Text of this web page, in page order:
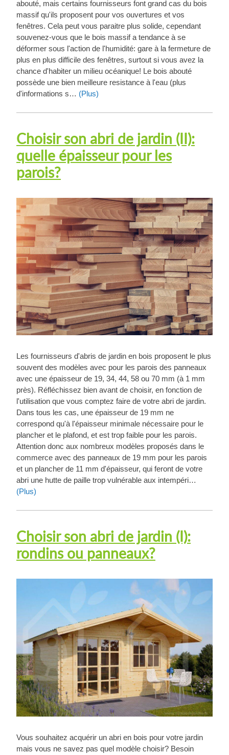
abouté, mais certains fournisseurs font grand cas du bois
massif qu'ils proposent pour vos ouvertures et vos
fenêtres. Cela peut vous paraitre plus solide, cependant
souvenez-vous que le bois massif a tendance à se
déformer sous l'action de l'humidité: gare à la fermeture de
plus en plus difficile des fenêtres, surtout si vous avez la
chance d'habiter un milieu océanique! Le bois abouté
possède une bien meilleure resistance à l'eau (plus
d'informations s… (Plus)
Choisir son abri de jardin (II):
quelle épaisseur pour les
parois?
Les fournisseurs d'abris de jardin en bois proposent le plus
souvent des modèles avec pour les parois des panneaux
avec une épaisseur de 19, 34, 44, 58 ou 70 mm (à 1 mm
près). Réfléchissez bien avant de choisir, en fonction de
l'utilisation que vous comptez faire de votre abri de jardin.
Dans tous les cas, une épaisseur de 19 mm ne
correspond qu'à l'épaisseur minimale nécessaire pour le
plancher et le plafond, et est trop faible pour les parois.
Attention donc aux nombreux modèles proposés dans le
commerce avec des panneaux de 19 mm pour les parois
et un plancher de 11 mm d'épaisseur, qui feront de votre
abri une hutte de paille trop vulnérable aux intempéri…
(Plus)
Choisir son abri de jardin (I):
rondins ou panneaux?
Vous souhaitez acquérir un abri en bois pour votre jardin
mais vous ne savez pas quel modèle choisir? Besoin